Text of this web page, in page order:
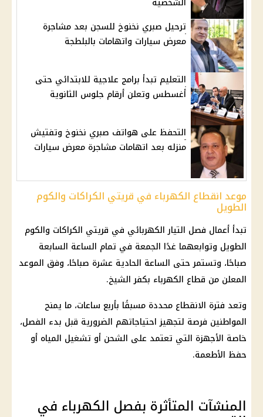
ترحيل صبري نخنوخ للسجن بعد مشاجرة
معرض سيارات واتهامات بالبلطجة
التعليم تبدأ برامج علاجية للابتدائي حتى
أغسطس وتعلن أرقام جلوس الثانوية
التحفظ على هواتف صبري نخنوخ وتفتيش
منزله بعد اتهامات مشاجرة معرض سيارات
موعد انقطاع الكهرباء في قريتي الكراكات والكوم
الطويل
تبدأ أعمال فصل التيار الكهربائي في قريتي الكراكات والكوم
الطويل وتوابعهما غدًا الجمعة في تمام الساعة السابعة
صباحًا، وتستمر حتى الساعة الحادية عشرة صباحًا، وفق الموعد
المعلن من قطاع الكهرباء بكفر الشيخ.
وتعد فترة الانقطاع محددة مسبقًا بأربع ساعات، ما يمنح
المواطنين فرصة لتجهيز احتياجاتهم الضرورية قبل بدء الفصل،
خاصة الأجهزة التي تعتمد على الشحن أو تشغيل المياه أو
حفظ الأطعمة.
المنشآت المتأثرة بفصل الكهرباء في